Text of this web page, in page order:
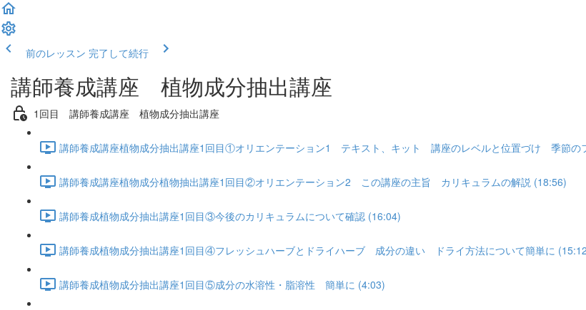
前のレッスン 完了して続行
講師養成講座 植物成分抽出講座
1回目 講師養成講座 植物成分抽出講座
講師養成講座植物成分抽出講座1回目①オリエンテーション1 テキスト、キット 講座のレベルと位置づけ 季節の
講師養成講座植物成分植物抽出講座1回目②オリエンテーション2 この講座の主旨 カリキュラムの解説 (18:56)
講師養成植物成分抽出講座1回目③今後のカリキュラムについて確認 (16:04)
講師養成植物成分抽出講座1回目④フレッシュハーブとドライハーブ 成分の違い ドライ方法について簡単に
講師養成植物成分抽出講座1回目⑤成分の水溶性・脂溶性 簡単に (4:03)